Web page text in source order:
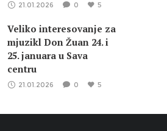
21.01.2026 0 5
Veliko interesovanje za
mjuzikl Don Žuan 24. i
25. januara u Sava
centru
21.01.2026 0 5